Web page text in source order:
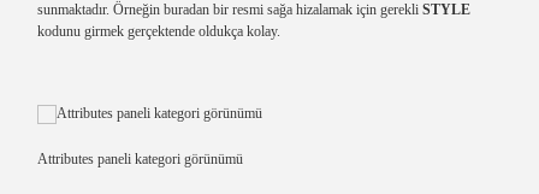
sunmaktadır. Örneğin buradan bir resmi sağa hizalamak için gerekli STYLE
kodunu girmek gerçektende oldukça kolay.
Attributes paneli kategori görünümü